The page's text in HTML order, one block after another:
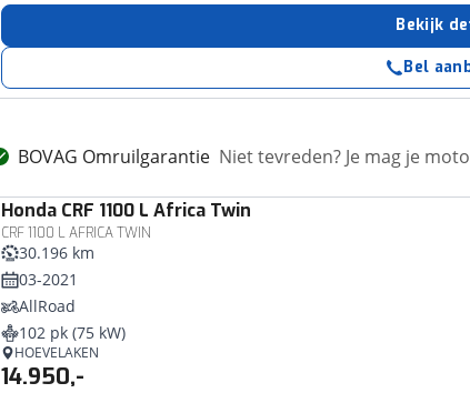
Bekijk
Bel
BOVAG Omruilgarantie Niet tevreden? Je mag je
Honda CRF 1100 L Africa Twin
CRF 1100 L AFRICA TWIN
30.196 km
03-2021
AllRoad
102 pk (75 kW)
HOEVELAKEN
14.950,-